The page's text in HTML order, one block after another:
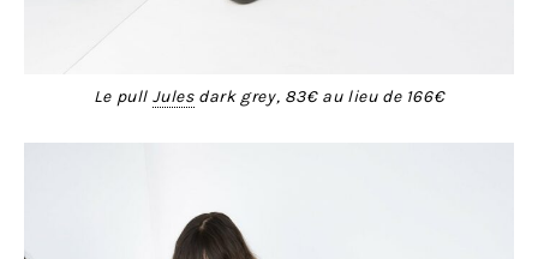
Le pull Julesdark grey, 83€ au lieu de 166€